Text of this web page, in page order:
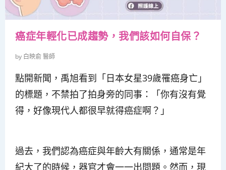
癌症年輕化已成趨勢，我們該如何自保？
by 白映俞 醫師
點開新聞，禹旭看到「日本女星39歲罹癌身亡」
的標題，不禁拍了拍身旁的同事：「你有沒有覺
得，好像現代人都很早就得癌症啊？」
過去，我們認為癌症與年齡大有關係，通常是年
紀大了的時候，器官才會一一出問題。然而，現